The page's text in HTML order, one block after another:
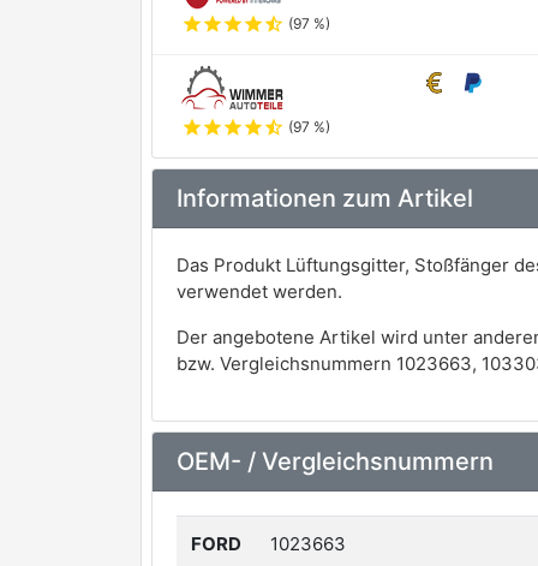
starstarstarstarstar_half (97 %)
starstarstarstarstar_half (97 %)
Informationen zum Artikel
Das Produkt Lüftungsgitter, Stoßfänger
verwendet werden.
Der angebotene Artikel wird unter
bzw. Vergleichsnummern 1023663,
OEM- / Vergleichsnummern
FORD 1023663